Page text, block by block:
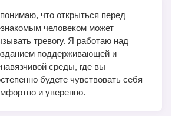
что открыться перед
человеком может
тревогу. Я работаю над
поддерживающей и
среды, где вы
будете чувствовать себя
и уверенно.